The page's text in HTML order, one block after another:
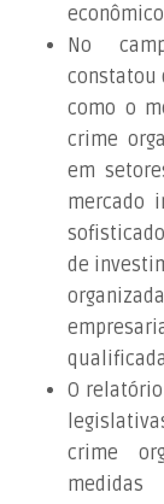
No
constatou
como o
crime
em
mercado
de
O
crime